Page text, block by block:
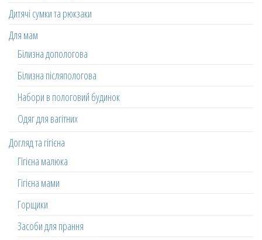
Дитячі сумки та рюкзаки
Для мам
Білизна допологова
Білизна післяпологова
Набори в пологовий будинок
Одяг для вагітних
Догляд та гігієна
Гігієна малюка
Гігієна мами
Горщики
Засоби для прання